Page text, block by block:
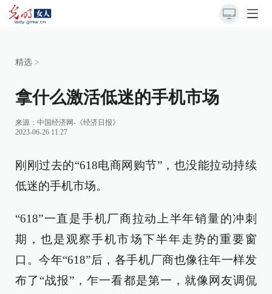
精选 >
拿什么激活低迷的手机市场
来源： 中国经济网-《经济日报》
2023-06-26 11:27
刚刚过去的“618电商网购节”，也没能拉动持续
低迷的手机市场。
“618”一直是手机厂商拉动上半年销量的冲刺
期，也是观察手机市场下半年走势的重要窗
口。今年“618”后，各手机厂商也像往年一样发
布了“战报”，乍一看都是第一，就像网友调侃